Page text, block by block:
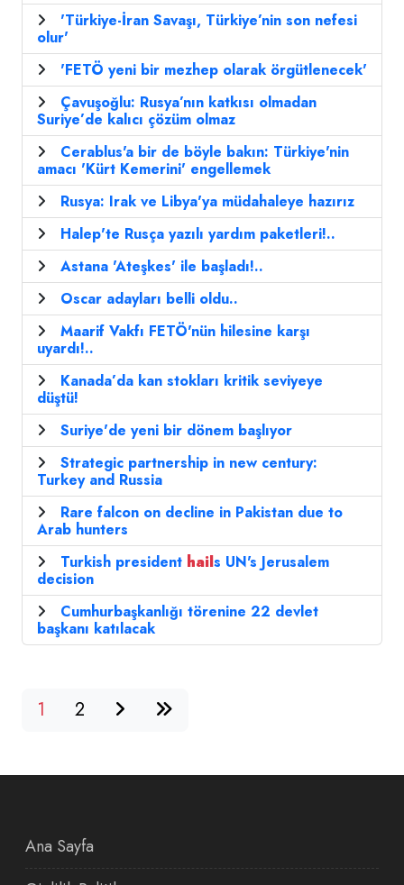
'Türkiye-İran Savaşı, Türkiye’nin son nefesi
olur'
'FETÖ yeni bir mezhep olarak örgütlenecek'
Çavuşoğlu: Rusya’nın katkısı olmadan
Suriye’de kalıcı çözüm olmaz
Cerablus'a bir de böyle bakın: Türkiye'nin
amacı 'Kürt Kemerini' engellemek
Rusya: Irak ve Libya'ya müdahaleye hazırız
Halep'te Rusça yazılı yardım paketleri!..
Astana 'Ateşkes' ile başladı!..
Oscar adayları belli oldu..
Maarif Vakfı FETÖ'nün hilesine karşı
uyardı!..
Kanada’da kan stokları kritik seviyeye
düştü!
Suriye'de yeni bir dönem başlıyor
Strategic partnership in new century:
Turkey and Russia
Rare falcon on decline in Pakistan due to
Arab hunters
Turkish president hails UN's Jerusalem
decision
Cumhurbaşkanlığı törenine 22 devlet
başkanı katılacak
1 2
Ana Sayfa